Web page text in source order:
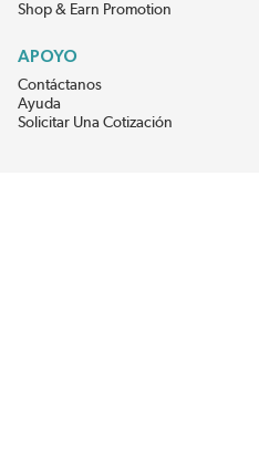
Shop & Earn Promotion
APOYO
Contáctanos
Ayuda
Solicitar Una Cotización